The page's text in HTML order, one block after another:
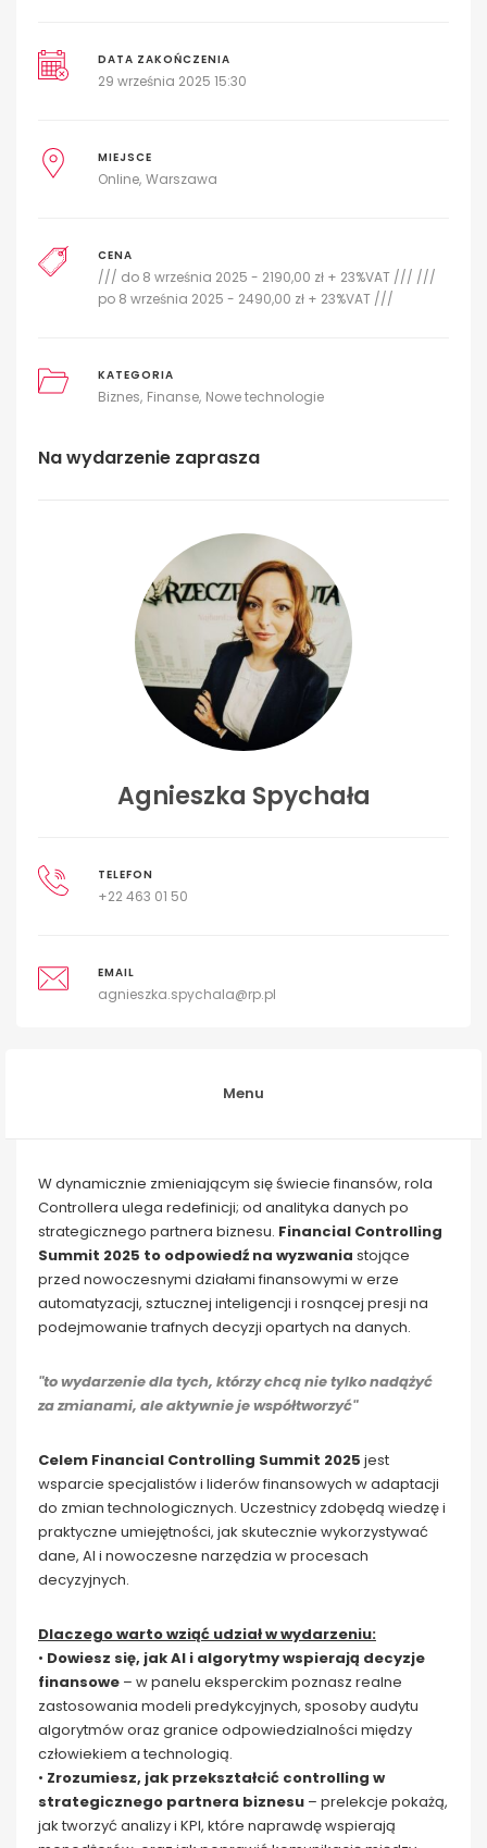
DATA ZAKOŃCZENIA
29 września 2025 15:30
MIEJSCE
Online Warszawa
CENA
/// do 8 września 2025 - 2190,00 zł + 23%VAT /// ///
po 8 września 2025 - 2490,00 zł + 23%VAT ///
KATEGORIA
Biznes Finanse Nowe technologie
Na wydarzenie zaprasza
Agnieszka Spychała
TELEFON
+22 463 01 50
EMAIL
agnieszka.spychala@rp.pl
Menu
W dynamicznie zmieniającym się świecie finansów, rola
Controllera ulega redefinicji; od analityka danych po
strategicznego partnera biznesu. Financial Controlling
Summit 2025 to odpowiedź na wyzwania stojące
przed nowoczesnymi działami finansowymi w erze
automatyzacji, sztucznej inteligencji i rosnącej presji na
podejmowanie trafnych decyzji opartych na danych.
"to wydarzenie dla tych, którzy chcą nie tylko nadążyć
za zmianami, ale aktywnie je współtworzyć"
Celem Financial Controlling Summit 2025 jest
wsparcie specjalistów i liderów finansowych w adaptacji
do zmian technologicznych. Uczestnicy zdobędą wiedzę i
praktyczne umiejętności, jak skutecznie wykorzystywać
dane, AI i nowoczesne narzędzia w procesach
decyzyjnych.
Dlaczego warto wziąć udział w wydarzeniu:
• Dowiesz się, jak AI i algorytmy wspierają decyzje
finansowe – w panelu eksperckim poznasz realne
zastosowania modeli predykcyjnych, sposoby audytu
algorytmów oraz granice odpowiedzialności między
człowiekiem a technologią.
• Zrozumiesz, jak przekształcić controlling w
strategicznego partnera biznesu – prelekcje pokażą,
jak tworzyć analizy i KPI, które naprawdę wspierają